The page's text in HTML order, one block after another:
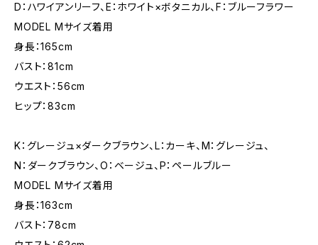
D：ハワイアンリーフ、E：ホワイト×ボタニカル、F：ブルーフラワー
MODEL Mサイズ着用
身長：165cm
バスト：81cm
ウエスト：56cm
ヒップ：83cm
K：グレージュ×ダークブラウン、L：カーキ、M：グレージュ、
N：ダークブラウン、O：ベージュ、P：ペールブルー
MODEL Mサイズ着用
身長：163cm
バスト：78cm